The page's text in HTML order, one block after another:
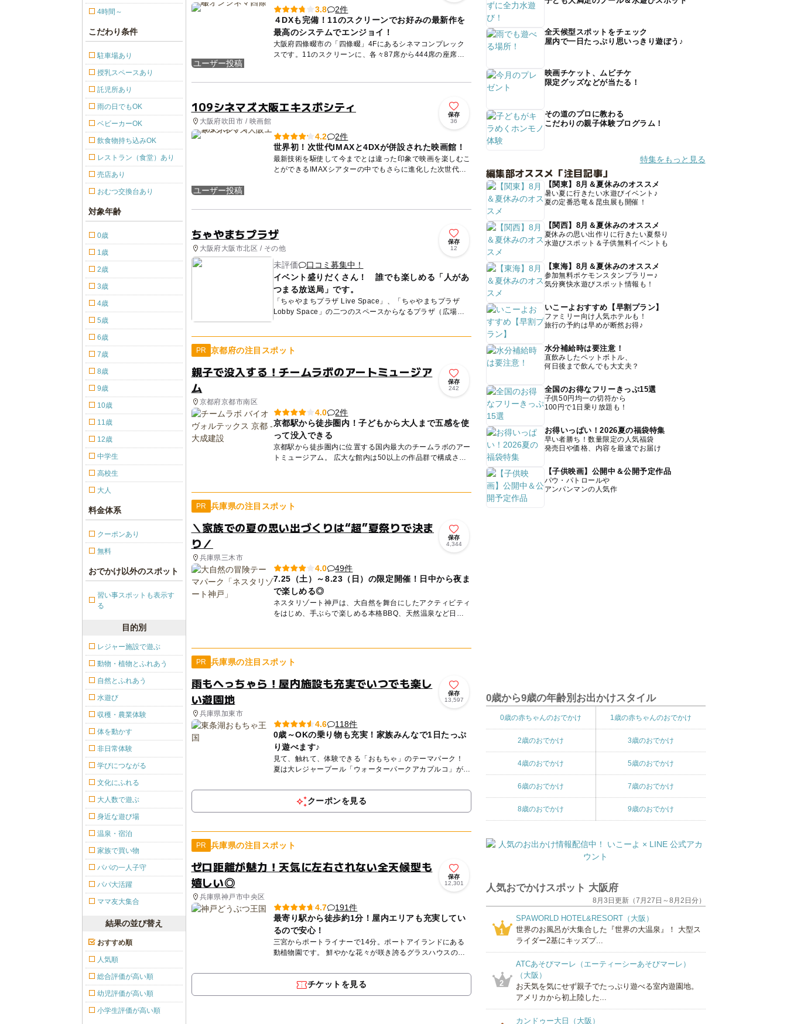
ユーザー投稿
3.8
2件
４DXも完備！11のスクリーンでお好みの最新作を
最高のシステムでエンジョイ！
大阪府四條畷市の「四條畷」4Fにあるシネマコンプレック
スです。11のスクリーンに、各々87席から444席の座席を
109シネマズ大阪エキスポシティ
大阪府吹田市 / 映画館
保存
36
ユーザー投稿
4.2
2件
世界初！次世代IMAXと4DXが併設された映画館！
最新技術を駆使して今までとは違った印象で映画を楽しむこ
とができるIMAXシアターの中でもさらに進化した次世代
ちゃやまちプラザ
大阪府大阪市北区 / その他
保存
12
未評価
口コミ募集中！
イベント盛りだくさん！ 誰でも楽しめる「人があ
つまる放送局」です。
「ちゃやまちプラザ Live Space」、「ちゃやまちプラザ
Lobby Space」の二つのスペースからなるプラザ（広場）
です。 「ちゃやまちプラザ Live Spac...
PR 京都府の注目スポット
親子で没入する！チームラボのアートミュージア
ム
京都府京都市南区
保存
242
4.0
2件
京都駅から徒歩圏内！子どもから大人まで五感を使
って没入できる
京都駅から徒歩圏内に位置する国内最大のチームラボのアー
トミュージアム。 広大な館内は50以上の作品群で構成され
PR 兵庫県の注目スポット
＼家族での夏の思い出づくりは“超”夏祭りで決ま
り／
兵庫県三木市
保存
4,344
4.0
49件
7.25（土）～8.23（日）の限定開催！日中から夜ま
で楽しめる◎
ネスタリゾート神戸は、大自然を舞台にしたアクティビティ
をはじめ、手ぶらで楽しめる本格BBQ、天然温泉など日帰
PR 兵庫県の注目スポット
雨もへっちゃら！屋内施設も充実でいつでも楽し
い遊園地
兵庫県加東市
保存
13,597
4.6
118件
0歳～OKの乗り物も充実！家族みんなで1日たっぷ
り遊べます♪
見て、触れて、体験できる「おもちゃ」のテーマパーク！
夏は大レジャープール「ウォーターパークアカプルコ」がＯ
いま...
クーポンを見る
PR 兵庫県の注目スポット
ゼロ距離が魅力！天気に左右されない全天候型も
嬉しい◎
兵庫県神戸市中央区
保存
12,301
4.7
191件
最寄り駅から徒歩約1分！屋内エリアも充実してい
るので安心！
三宮からポートライナーで14分。ポートアイランドにある
動植物園です。 鮮やかな花々が咲き誇るグラスハウスの屋
会うことが...
チケットを見る
4時間～
こだわり条件
駐車場あり
授乳スペースあり
託児所あり
雨の日でもOK
ベビーカーOK
飲食物持ち込みOK
レストラン（食堂）あり
売店あり
おむつ交換台あり
対象年齢
0歳
1歳
2歳
3歳
4歳
5歳
6歳
7歳
8歳
9歳
10歳
11歳
12歳
中学生
高校生
大人
料金体系
クーポンあり
無料
おでかけ以外のスポット
習い事スポットも表示す
る
目的別
レジャー施設で遊ぶ
動物・植物とふれあう
自然とふれあう
水遊び
収穫・農業体験
体を動かす
非日常体験
学びにつながる
文化にふれる
大人数で遊ぶ
身近な遊び場
温泉・宿泊
家族で買い物
パパの一人子守
パパ大活躍
ママ友大集合
結果の並び替え
おすすめ順
人気順
総合評価が高い順
幼児評価が高い順
小学生評価が高い順
全天候型スポットをチェック
屋内で一日たっぷり思いっきり遊ぼう♪
映画チケット、ムビチケ
限定グッズなどが当たる！
その道のプロに教わる
こだわりの親子体験プログラム！
特集をもっと見る
編集部オススメ「注目記事」
【関東】8月＆夏休みのオススメ
暑い夏に行きたい水遊びイベント♪
夏の定番恐竜＆昆虫展も開催！
【関西】8月＆夏休みのオススメ
夏休みの思い出作りに行きたい夏祭り
水遊びスポット＆子供無料イベントも
【東海】8月＆夏休みのオススメ
参加無料ポケモンスタンプラリー♪
気分爽快水遊びスポット情報も！
いこーよおすすめ【早割プラン】
ファミリー向け人気ホテルも！
旅行の予約は早めが断然お得♪
水分補給時は要注意！
直飲みしたペットボトル、
何日後まで飲んでも大丈夫？
全国のお得なフリーきっぷ15選
子供50円均一の切符から
100円で1日乗り放題も！
お得いっぱい！2026夏の福袋特集
早い者勝ち！数量限定の人気福袋
発売日や価格、内容を最速でお届け
【子供映画】公開中＆公開予定作品
パウ・パトロールや
アンパンマンの人気作
0歳から9歳の年齢別お出かけスタイル
0歳の赤ちゃんのおでかけ 1歳の赤ちゃんのおでかけ
2歳のおでかけ 3歳のおでかけ
4歳のおでかけ 5歳のおでかけ
6歳のおでかけ 7歳のおでかけ
8歳のおでかけ 9歳のおでかけ
人気おでかけスポット 大阪府
8月3日更新（7月27日～8月2日分）
1
SPAWORLD HOTEL&RESORT（大阪）
世界のお風呂が大集合した『世界の大温泉』！ 大型ス
ライダー2基にキッズプ...
2
ATCあそびマーレ（エーティーシーあそびマーレ）
（大阪）
お天気を気にせず親子でたっぷり遊べる室内遊園地。
アメリカから初上陸した...
カンドゥー大日（大阪）